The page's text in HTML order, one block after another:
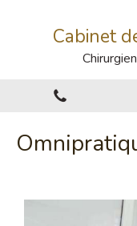
Cabinet